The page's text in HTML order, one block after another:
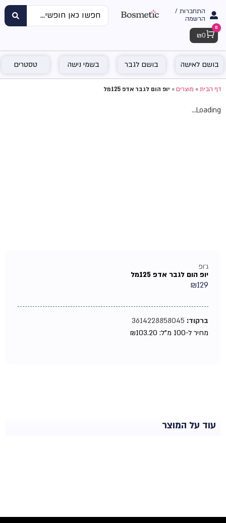
התחברות /
הרשמה
Cart
0
₪ 0
בושם לאישה בושם לגבר בשמי נישה טסטרים
דף הבית»מוצרים»יופ הום לגבר אדפ 125מל
Loading...
ג'ופ
יופ הום לגבר אדפ 125מל
₪129
ברקוד:3614228858045
מחיר ל-100 מ"ל:
₪103.20
עוד על המוצר